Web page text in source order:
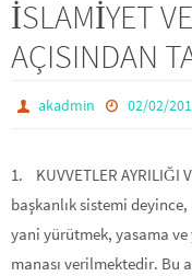
İSLAMİYET
AÇISINDAN
akadmin 02/02/
1. KUVVETLER AYRILIĞI
başkanlık sistemi
yani yürütmek, yasama ve
manası verilmektedir. Bu